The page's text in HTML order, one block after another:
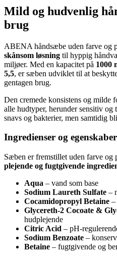
Mild og hudvenlig
brug
ABENA håndsæbe uden farve og
skånsom løsning til hyppig
miljøer. Med en kapacitet på 1000
5,5, er sæben udviklet til at
gentagen brug.
Den cremede konsistens og milde
alle hudtyper, herunder sensitiv
snavs og bakterier, men samtidig
Ingredienser og egenskaber
Sæben er fremstillet uden farve
plejende og fugtgivende
Aqua – vand som base
Sodium Laureth Sulfate –
Cocamidopropyl Betaine –
Glycereth-2 Cocoate &
hudplejende
Citric Acid – pH-
Sodium Benzoate –
Betaine – fugtgivende og